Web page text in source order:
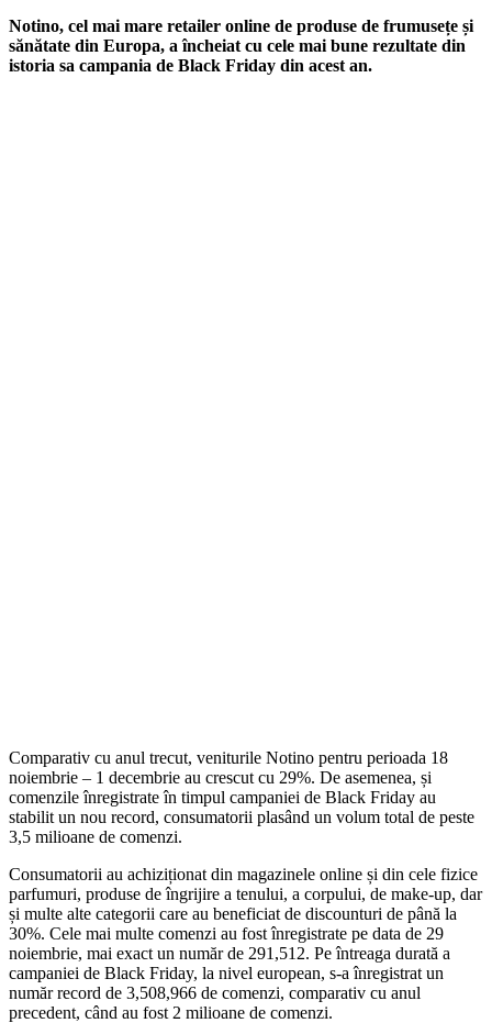
Notino, cel mai mare retailer online de produse de frumusețe și
sănătate din Europa, a încheiat cu cele mai bune rezultate din
istoria sa campania de Black Friday din acest an.
Comparativ cu anul trecut, veniturile Notino pentru perioada 18
noiembrie – 1 decembrie au crescut cu 29%. De asemenea, și
comenzile înregistrate în timpul campaniei de Black Friday au
stabilit un nou record, consumatorii plasând un volum total de peste
3,5 milioane de comenzi.
Consumatorii au achiziționat din magazinele online și din cele fizice
parfumuri, produse de îngrijire a tenului, a corpului, de make-up, dar
și multe alte categorii care au beneficiat de discounturi de până la
30%. Cele mai multe comenzi au fost înregistrate pe data de 29
noiembrie, mai exact un număr de 291,512. Pe întreaga durată a
campaniei de Black Friday, la nivel european, s-a înregistrat un
număr record de 3,508,966 de comenzi, comparativ cu anul
precedent, când au fost 2 milioane de comenzi.